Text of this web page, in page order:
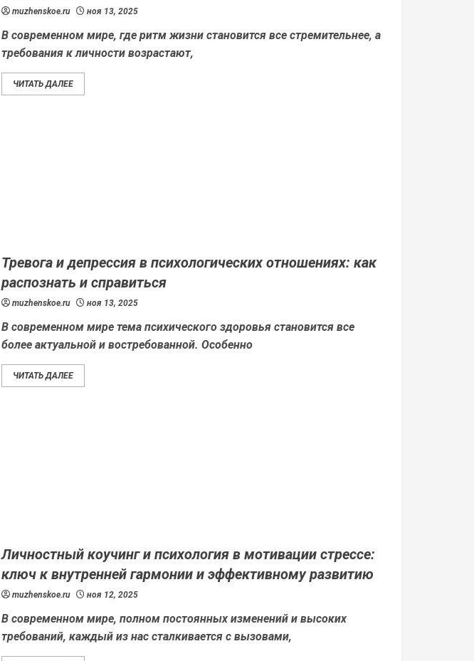
muzhenskoe.ru ноя 13, 2025
В современном мире, где ритм жизни становится все стремительнее, а
требования к личности возрастают,
ЧИТАТЬ ДАЛЕЕ
Тревога и депрессия в психологических отношениях: как
распознать и справиться
muzhenskoe.ru ноя 13, 2025
В современном мире тема психического здоровья становится все
более актуальной и востребованной. Особенно
ЧИТАТЬ ДАЛЕЕ
Личностный коучинг и психология в мотивации стрессе:
ключ к внутренней гармонии и эффективному развитию
muzhenskoe.ru ноя 12, 2025
В современном мире, полном постоянных изменений и высоких
требований, каждый из нас сталкивается с вызовами,